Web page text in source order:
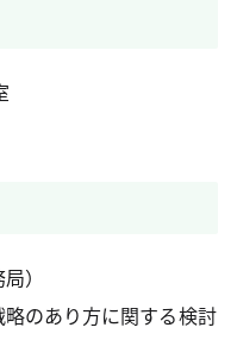
）
のあり方に関する検討